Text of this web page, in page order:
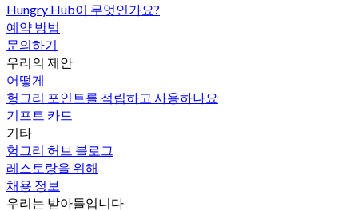
Hungry Hub이 무엇인가요?
예약 방법
문의하기
우리의 제안
어떻게
헝그리 포인트를 적립하고 사용하나요
기프트 카드
기타
헝그리 허브 블로그
레스토랑을 위해
채용 정보
우리는 받아들입니다